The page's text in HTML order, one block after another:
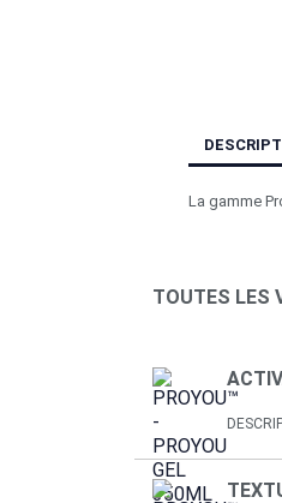
La gamme
TOUTES LES